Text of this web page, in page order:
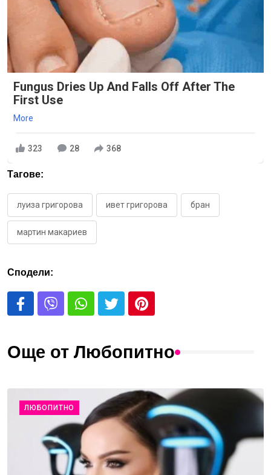
Fungus Dries Up And Falls Off After The
First Use
More
323 28 368
Тагове:
луиза григорова ивет григорова бран
мартин макариев
Сподели:
Още от Любопитно
ЛЮБОПИТНО